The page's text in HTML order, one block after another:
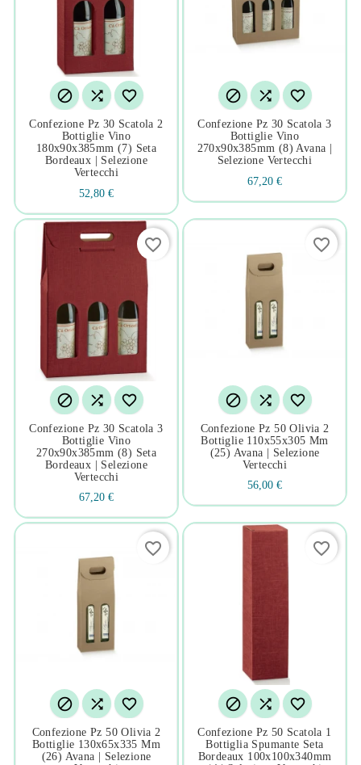
  
Confezione Pz 30 Scatola 2
Bottiglie Vino
180x90x385mm (7) Seta
Bordeaux | Selezione
Vertecchi
52,80 €
  
Confezione Pz 30 Scatola 3
Bottiglie Vino
270x90x385mm (8) Avana |
Selezione Vertecchi
67,20 €
  
Confezione Pz 30 Scatola 3
Bottiglie Vino
270x90x385mm (8) Seta
Bordeaux | Selezione
Vertecchi
67,20 €
favorite_border
  
Confezione Pz 50 Olivia 2
Bottiglie 110x55x305 Mm
(25) Avana | Selezione
Vertecchi
56,00 €
favorite_border
  
Confezione Pz 50 Olivia 2
Bottiglie 130x65x335 Mm
(26) Avana | Selezione
favorite_border
  
Confezione Pz 50 Scatola 1
Bottiglia Spumante Seta
Bordeaux 100x100x340mm
favorite_border